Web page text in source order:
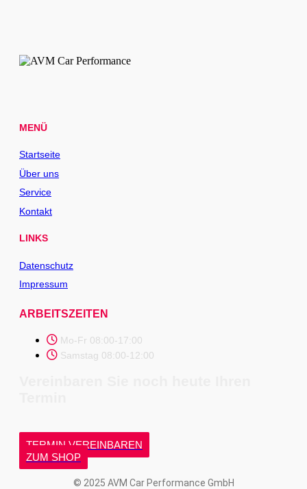
MENÜ
Startseite
Über uns
Service
Kontakt
LINKS
Datenschutz
Impressum
ARBEITSZEITEN
Mo-Fr 08:00-17:00
Samstag 08:00-12:00
TERMIN VEREINBAREN
ZUM SHOP
© 2025 AVM Car Performance GmbH